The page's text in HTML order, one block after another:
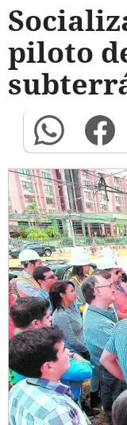
piloto